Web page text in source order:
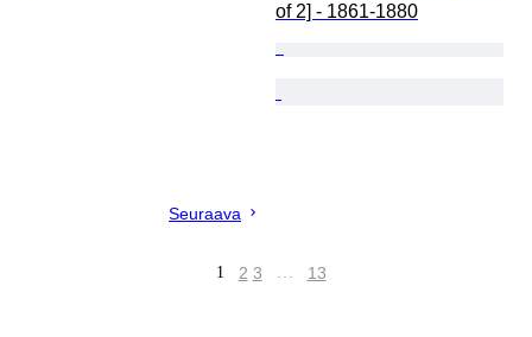
of 2] - 1861-1880
Seuraava
1 2 3 … 13